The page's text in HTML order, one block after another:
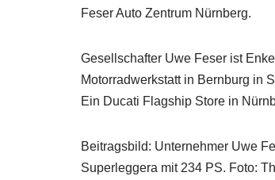
Feser Auto Zentrum Nürnberg.
Gesellschafter Uwe Feser ist
Motorradwerkstatt in Bernburg in
Ein Ducati Flagship Store in
Beitragsbild: Unternehmer Uwe
Superleggera mit 234 PS. Foto: